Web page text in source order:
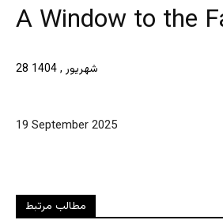
A Window to the
28 شهریور , 1404
19 September 2025
مطالب مرتبط